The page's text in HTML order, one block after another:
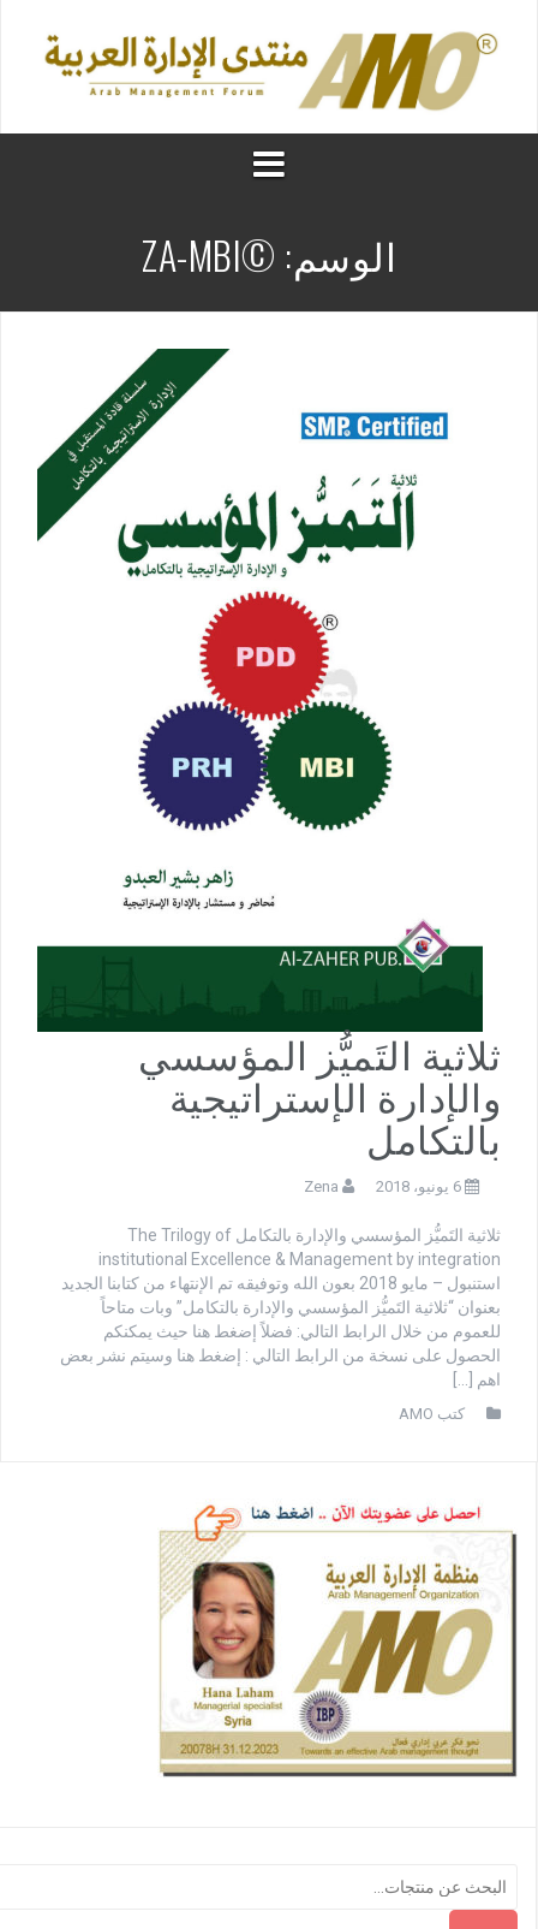
الوسم: ©ZA-MBI
ثلاثية التَميُّز المؤسسي
والإدارة الإستراتيجية
بالتكامل
6 يونيو، 2018 Zena
ثلاثية التَميُّز المؤسسي والإدارة بالتكامل The Trilogy of
institutional Excellence & Management by integration
استنبول – مايو 2018 بعون الله وتوفيقه تم الإنتهاء من كتابنا الجديد
بعنوان “ثلاثية التَميُّز المؤسسي والإدارة بالتكامل” وبات متاحاً
للعموم من خلال الرابط التالي: فضلاً إضغط هنا حيث يمكنكم
الحصول على نسخة من الرابط التالي : إضغط هنا وسيتم نشر بعض
اهم […]
كتب AMO